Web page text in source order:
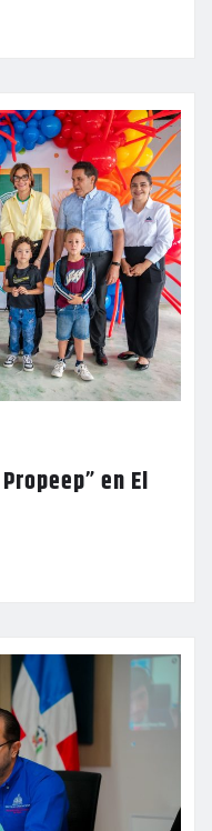
en El